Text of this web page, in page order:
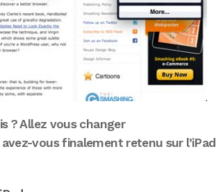
? Allez vous changer
vous finalement retenu sur l’iPad